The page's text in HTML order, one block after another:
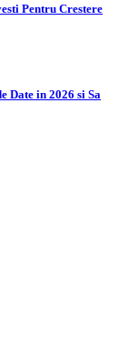
Pentru Crestere
Date in 2026 si Sa